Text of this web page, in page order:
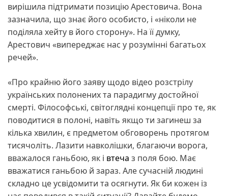
вирішила підтримати позицію Арестовича. Вона
зазначила, що знає його особисто, і «ніколи не
поділяла хейту в його сторону». На її думку,
Арестович «випереджає нас у розумінні багатьох
речей».
«Про крайню його заяву щодо відео розстрілу
українських полонених та парадигму достойної
смерті. Філософські, світоглядні концепції про те, як
поводитися в полоні, навіть якщо ти загинеш за
кілька хвилин, є предметом обговорень протягом
тисячоліть. Лазити навколішки, благаючи ворога,
вважалося ганьбою, як і втеча з поля бою. Має
вважатися ганьбою й зараз. Але сучасній людині
складно це усвідомити та осягнути. Як би кожен із